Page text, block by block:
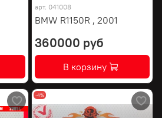
арт. 041008
BMW R1150R , 2001
360000 руб
В корзину
-4%